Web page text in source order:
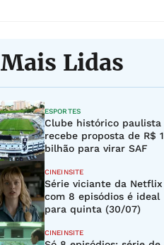
Mais Lidas
ESPORTES
Clube histórico paulista
recebe proposta de R$ 1
bilhão para virar SAF
CINEINSITE
Série viciante da Netflix
com 8 episódios é ideal
para quinta (30/07)
CINEINSITE